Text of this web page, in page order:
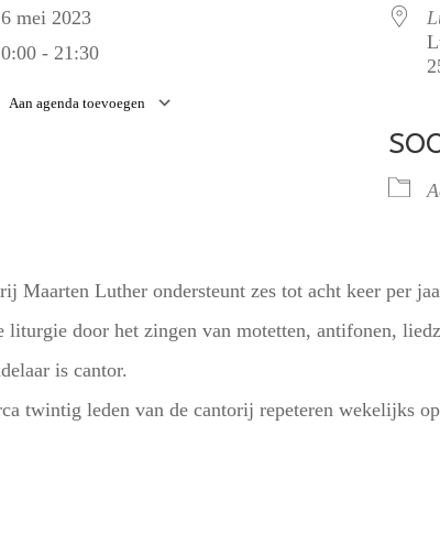
mei 2023
- 21:30
Aan agenda toevoegen
Maarten Luther ondersteunt zes tot acht keer per
liturgie door het zingen van motetten, antifonen,
is cantor.
twintig leden van de cantorij repeteren wekelijks